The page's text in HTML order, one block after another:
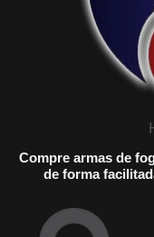
Compre armas de
de forma